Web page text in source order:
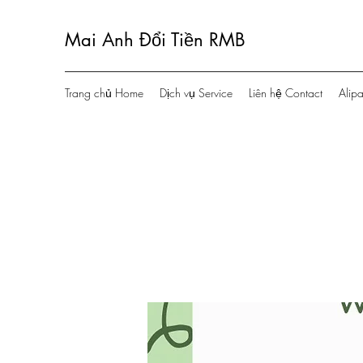
Mai Anh Đổi Tiền RMB
Trang chủ Home Dịch vụ Service Liên hệ Contact